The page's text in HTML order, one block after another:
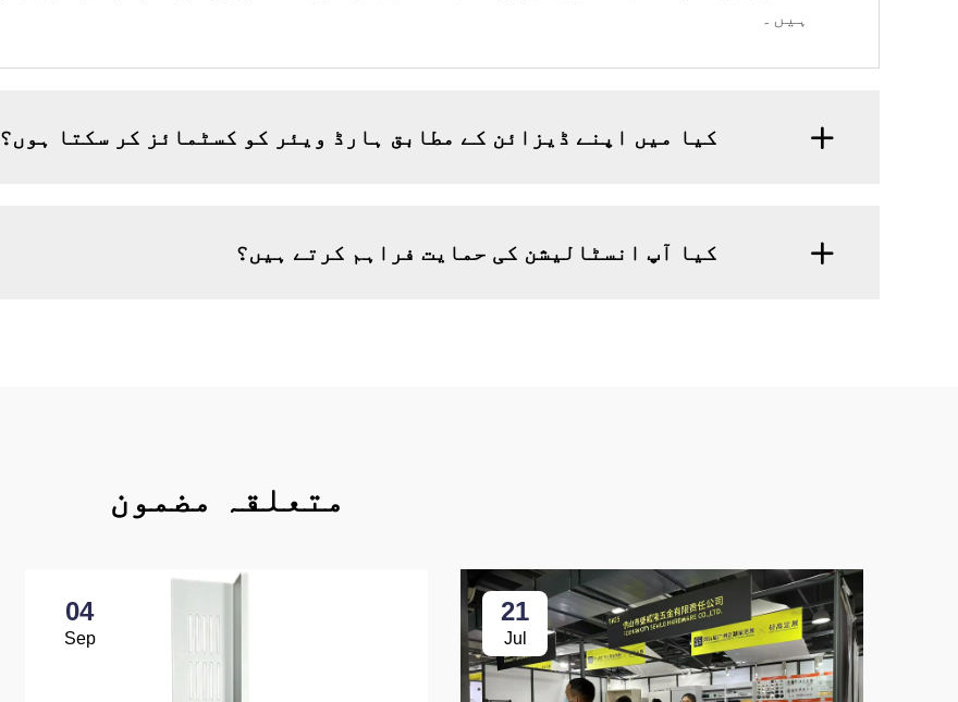
ہیں۔
کیا میں اپنے ڈیزائن کے مطابق ہارڈ ویئر کو کسٹمائز کر سکتا ہوں؟
کیا آپ انسٹالیشن کی حمایت فراہم کرتے ہیں؟
متعلقہ مضمون
21
Jul
04
Sep